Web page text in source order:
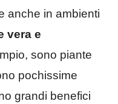
anche in ambienti
vera e
sono piante
pochissime
grandi benefici